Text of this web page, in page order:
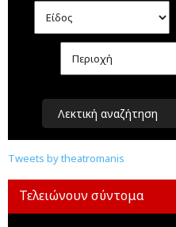
Λεκτική αναζήτηση
Tweets by theatromanis
Τελειώνουν σύντομα